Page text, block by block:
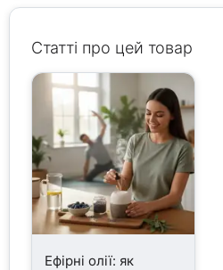
Статті про цей товар
Ефірні олії: як